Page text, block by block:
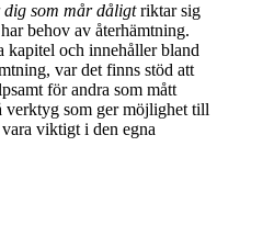
som mår dåligtriktar sig
behov av återhämtning.
kapitel och innehåller bland
var det finns stöd att
för andra som mått
verktyg som ger möjlighet till
viktigt i den egna